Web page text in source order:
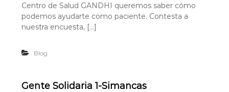
Centro de Salud GANDHI queremos saber cómo
podemos ayudarte como paciente. Contesta a
nuestra encuesta, […]
Blog
Gente Solidaria 1-Simancas